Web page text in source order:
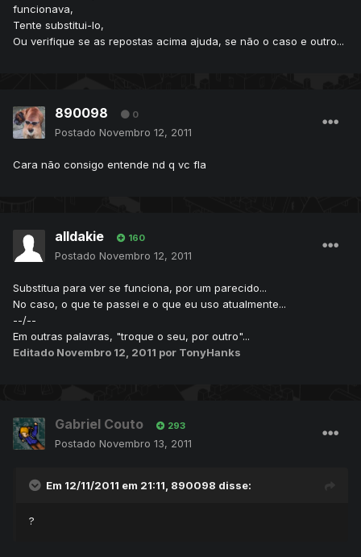
funcionava,
Tente substitui-lo,
Ou verifique se as repostas acima ajuda, se não o caso e outro...
890098 0
Postado Novembro 12, 2011
Cara não consigo entende nd q vc fla
alldakie 160
Postado Novembro 12, 2011
Substitua para ver se funciona, por um parecido...
No caso, o que te passei e o que eu uso atualmente...
--/--
Em outras palavras, "troque o seu, por outro"...
Editado Novembro 12, 2011 por TonyHanks
Gabriel Couto 293
Postado Novembro 13, 2011
Em 12/11/2011 em 21:11, 890098 disse:
?